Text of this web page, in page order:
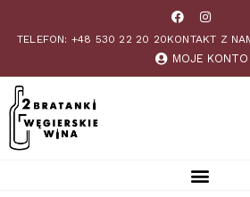
TELEFON: +48 530 22 20 20KONTAKT Z
MOJE KONTO